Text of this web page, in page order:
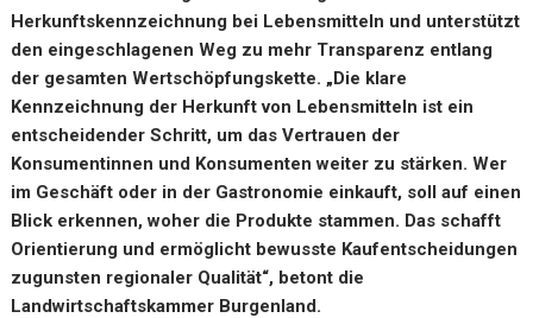
Herkunftskennzeichnung bei Lebensmitteln und unterstützt
den eingeschlagenen Weg zu mehr Transparenz entlang
der gesamten Wertschöpfungskette. „Die klare
Kennzeichnung der Herkunft von Lebensmitteln ist ein
entscheidender Schritt, um das Vertrauen der
Konsumentinnen und Konsumenten weiter zu stärken. Wer
im Geschäft oder in der Gastronomie einkauft, soll auf einen
Blick erkennen, woher die Produkte stammen. Das schafft
Orientierung und ermöglicht bewusste Kaufentscheidungen
zugunsten regionaler Qualität“, betont die
Landwirtschaftskammer Burgenland.